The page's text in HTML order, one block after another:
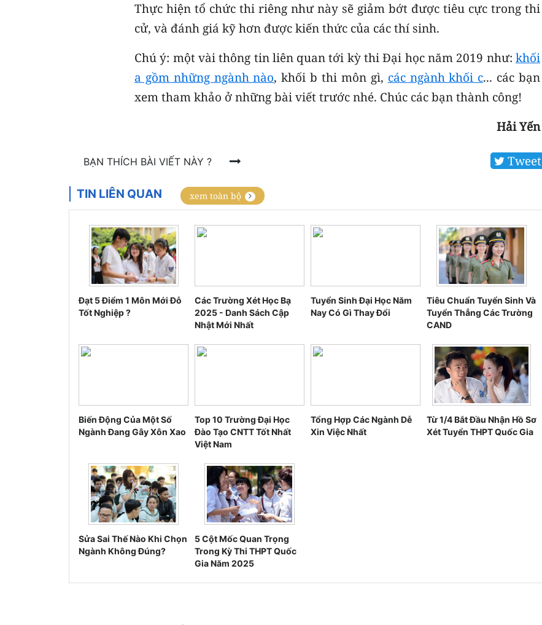
Thực hiện tổ chức thi riêng như này sẽ giảm bớt được tiêu cực trong thi
cử, và đánh giá kỹ hơn được kiến thức của các thí sinh.
Chú ý: một vài thông tin liên quan tới kỳ thi Đại học năm 2019 như: khối
a gồm những ngành nào, khối b thi môn gì, các ngành khối c... các bạn
xem tham khảo ở những bài viết trước nhé. Chúc các bạn thành công!
Hải Yến
BẠN THÍCH BÀI VIẾT NÀY ? Tweet
TIN LIÊN QUAN xem toàn bộ
Đạt 5 Điểm 1 Môn Mới Đỗ
Tốt Nghiệp ?
Các Trường Xét Học Bạ
2025 - Danh Sách Cập
Nhật Mới Nhất
Tuyển Sinh Đại Học Năm
Nay Có Gì Thay Đổi
Tiêu Chuẩn Tuyển Sinh Và
Tuyển Thẳng Các Trường
CAND
Biến Động Của Một Số
Ngành Đang Gây Xôn Xao
Top 10 Trường Đại Học
Đào Tạo CNTT Tốt Nhất
Việt Nam
Tổng Hợp Các Ngành Dễ
Xin Việc Nhất
Từ 1/4 Bắt Đầu Nhận Hồ Sơ
Xét Tuyển THPT Quốc Gia
Sửa Sai Thế Nào Khi Chọn
Ngành Không Đúng?
5 Cột Mốc Quan Trọng
Trong Kỳ Thi THPT Quốc
Gia Năm 2025